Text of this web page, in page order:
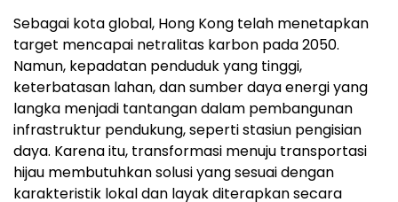
Sebagai kota global, Hong Kong telah menetapkan
target mencapai netralitas karbon pada 2050.
Namun, kepadatan penduduk yang tinggi,
keterbatasan lahan, dan sumber daya energi yang
langka menjadi tantangan dalam pembangunan
infrastruktur pendukung, seperti stasiun pengisian
daya. Karena itu, transformasi menuju transportasi
hijau membutuhkan solusi yang sesuai dengan
karakteristik lokal dan layak diterapkan secara